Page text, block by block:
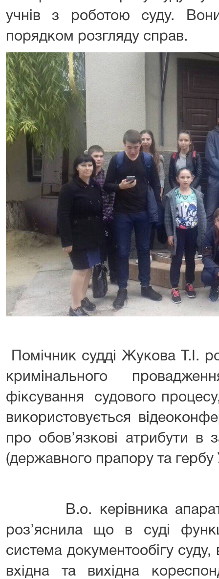
учнів з роботою суду.
порядком розгляду справ.
Помічник судді Жукова Т.І.
кримінального
фіксування судового
використовується
про обов’язкові атрибути в
(державного прапору та гербу
В.о. керівника
роз’яснила що в суді
система документообігу суду,
вхідна та вихідна